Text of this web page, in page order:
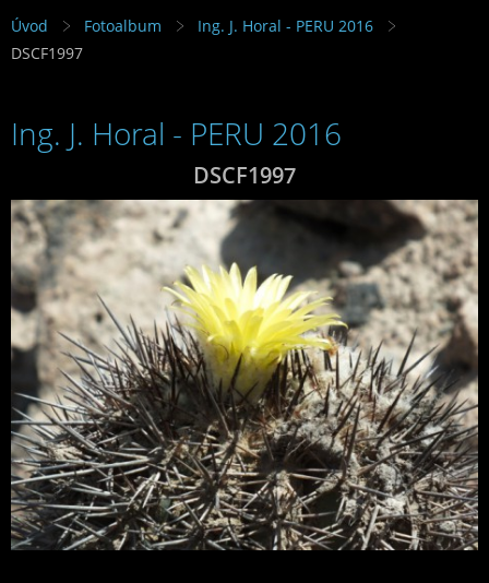
Úvod Fotoalbum
Ing. J. Horal - PERU 2016
DSCF1997
Ing. J. Horal - PERU 2016
DSCF1997